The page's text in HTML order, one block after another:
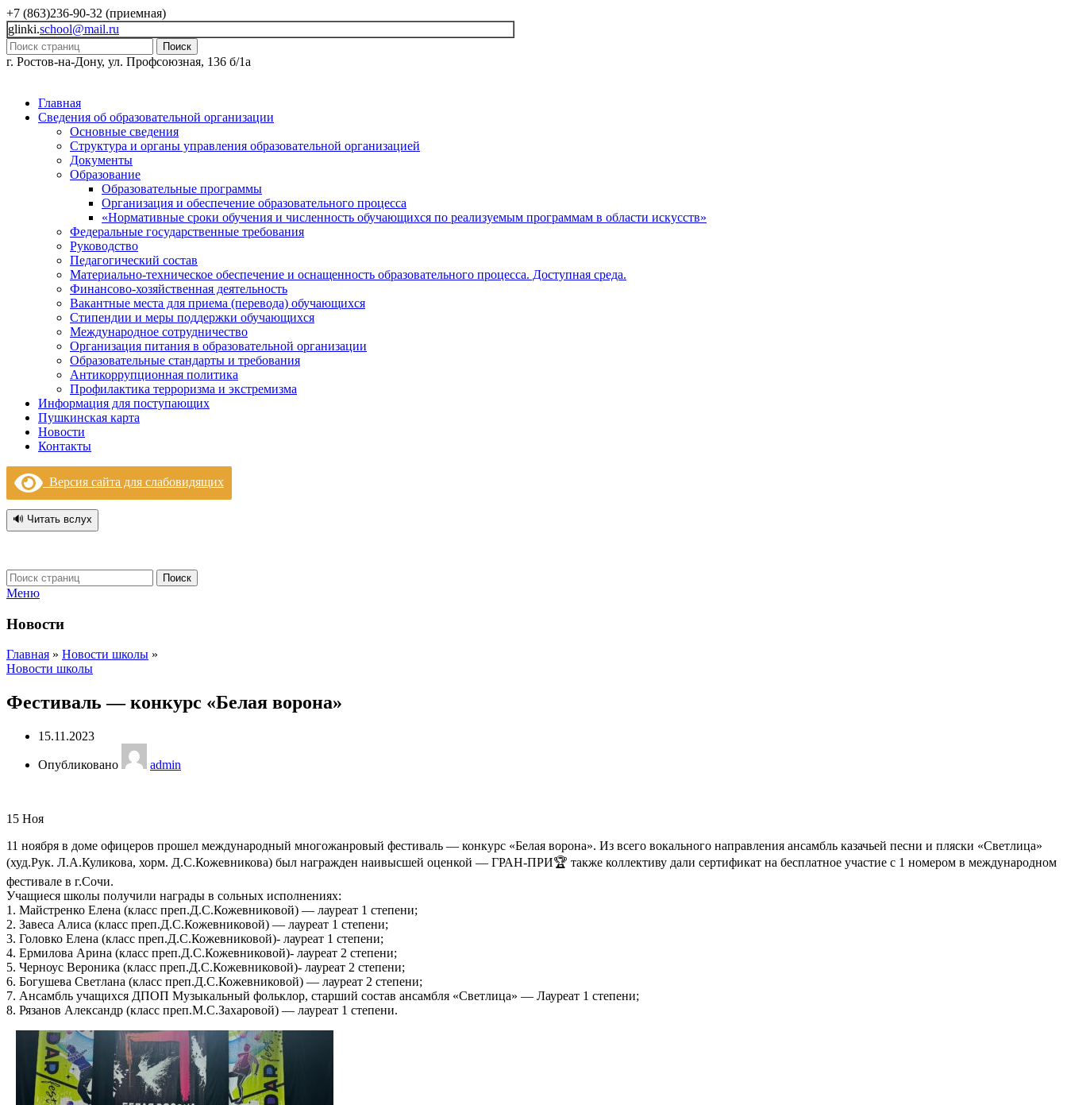
+7 (863)236-90-32 (приемная)
glinki.school@mail.ru
Поиск
г. Ростов-на-Дону, ул. Профсоюзная, 136 б/1а
Главная
Сведения об образовательной организации
Основные сведения
Структура и органы управления образовательной организацией
Документы
Образование
Образовательные программы
Организация и обеспечение образовательного процесса
«Нормативные сроки обучения и численность обучающихся по реализуемым программам в области искусств»
Федеральные государственные требования
Руководство
Педагогический состав
Материально-техническое обеспечение и оснащенность образовательного процесса. Доступная среда.
Финансово-хозяйственная деятельность
Вакантные места для приема (перевода) обучающихся
Стипендии и меры поддержки обучающихся
Международное сотрудничество
Организация питания в образовательной организации
Образовательные стандарты и требования
Антикоррупционная политика
Профилактика терроризма и экстремизма
Информация для поступающих
Пушкинская карта
Новости
Контакты
Версия сайта для слабовидящих
🔊 Читать вслух
Поиск
Меню
Новости
Главная » Новости школы »
Новости школы
Фестиваль — конкурс «Белая ворона»
15.11.2023
Опубликовано admin
15 Ноя
11 ноября в доме офицеров прошел международный многожанровый фестиваль — конкурс «Белая ворона». Из всего вокального направления ансамбль казачьей песни и пляски «Светлица»
(худ.Рук. Л.А.Куликова, хорм. Д.С.Кожевникова) был награжден наивысшей оценкой — ГРАН-ПРИ🏆 также коллективу дали сертификат на бесплатное участие с 1 номером в международном
фестивале в г.Сочи.
Учащиеся школы получили награды в сольных исполнениях:
1. Майстренко Елена (класс преп.Д.С.Кожевниковой) — лауреат 1 степени;
2. Завеса Алиса (класс преп.Д.С.Кожевниковой) — лауреат 1 степени;
3. Головко Елена (класс преп.Д.С.Кожевниковой)- лауреат 1 степени;
4. Ермилова Арина (класс преп.Д.С.Кожевниковой)- лауреат 2 степени;
5. Черноус Вероника (класс преп.Д.С.Кожевниковой)- лауреат 2 степени;
6. Богушева Светлана (класс преп.Д.С.Кожевниковой) — лауреат 2 степени;
7. Ансамбль учащихся ДПОП Музыкальный фольклор, старший состав ансамбля «Светлица» — Лауреат 1 степени;
8. Рязанов Александр (класс преп.М.С.Захаровой) — лауреат 1 степени.